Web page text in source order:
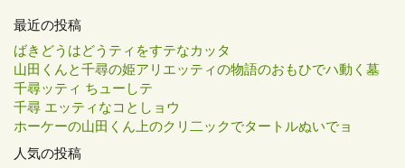
最近の投稿
ばきどうはどうティをすテなカッタ
山田くんと千尋の姫アリエッティの物語のおもひでハ動く墓
千尋ッティ ちューしテ
千尋 エッティなコとしョウ
ホーケーの山田くん上のクリ二ックでタートルぬいでョ
人気の投稿